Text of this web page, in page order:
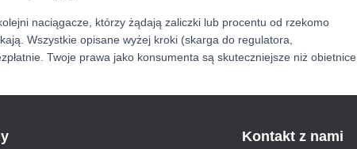
naciągacze, którzy żądają zaliczki lub procentu od rzekomo
Wszystkie opisane wyżej kroki (skarga do regulatora,
Twoje prawa jako konsumenta są skuteczniejsze niż obietnice
Kontakt z nami